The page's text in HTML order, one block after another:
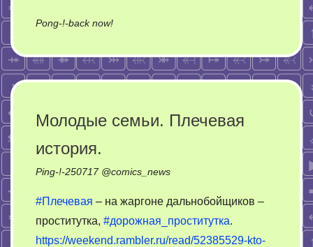
Pong-!-back now!on
иранские
учения
Молодые семьи. Плечевая
история.
Ping-!-250717@comics_news
#Плечевая – на жаргоне дальнобойщиков –
проститутка, #дорожная_проститутка.
https://weekend.rambler.ru/read/52385529-kto-